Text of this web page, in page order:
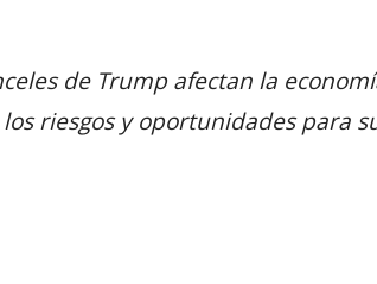
de Trump afectan la
riesgos y oportunidades para